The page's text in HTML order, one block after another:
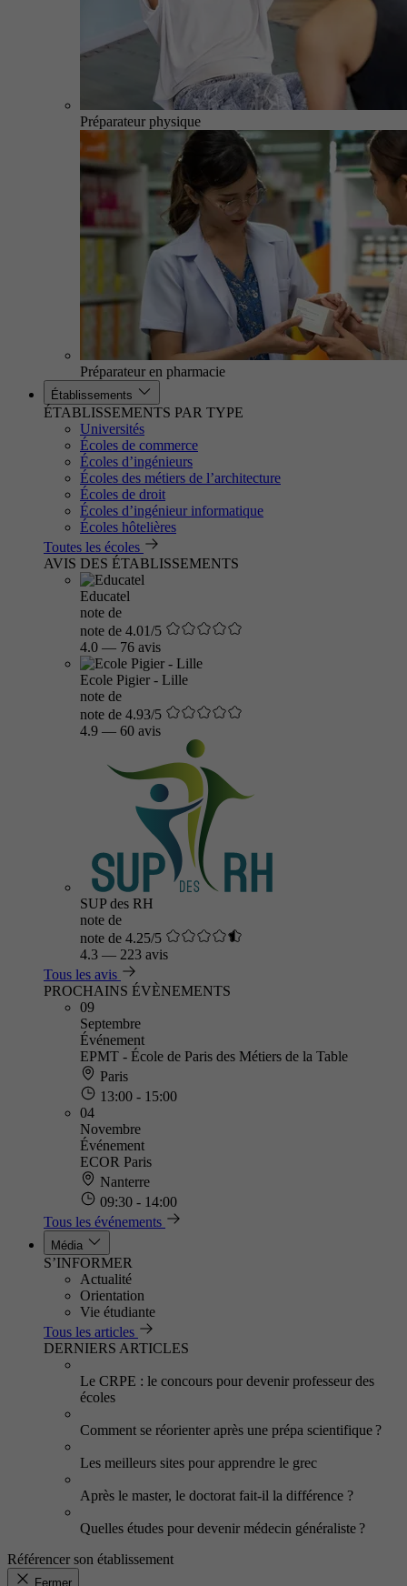
Préparateur physique
Préparateur en pharmacie
Établissements
ÉTABLISSEMENTS PAR TYPE
Universités
Écoles de commerce
Écoles d’ingénieurs
Écoles des métiers de l’architecture
Écoles de droit
Écoles d’ingénieur informatique
Écoles hôtelières
Toutes les écoles
AVIS DES ÉTABLISSEMENTS
Educatel
note de
note de 4.01/5
4.0 — 76 avis
Ecole Pigier - Lille
note de
note de 4.93/5
4.9 — 60 avis
SUP des RH
note de
note de 4.25/5
4.3 — 223 avis
Tous les avis
PROCHAINS ÉVÈNEMENTS
09
Septembre
Événement
EPMT - École de Paris des Métiers de la Table
Paris
13:00 - 15:00
04
Novembre
Événement
ECOR Paris
Nanterre
09:30 - 14:00
Tous les événements
Média
S’INFORMER
Actualité
Orientation
Vie étudiante
Tous les articles
DERNIERS ARTICLES
Le CRPE : le concours pour devenir professeur des
écoles
Comment se réorienter après une prépa scientifique ?
Les meilleurs sites pour apprendre le grec
Après le master, le doctorat fait-il la différence ?
Quelles études pour devenir médecin généraliste ?
Référencer son établissement
Fermer